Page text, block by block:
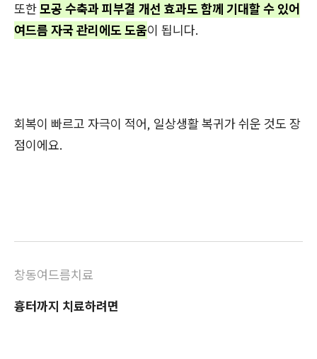
또한모공 수축과 피부결 개선 효과도 함께 기대할 수 있어
여드름 자국 관리에도 도움이 됩니다.
회복이 빠르고 자극이 적어, 일상생활 복귀가 쉬운 것도 장
점이에요.
창동여드름치료
흉터까지 치료하려면